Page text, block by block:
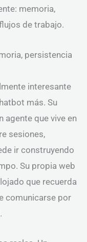
memoria,
de trabajo.
persistencia
interesante
más. Su
agente que vive en
sesiones,
ir construyendo
Su propia web
que recuerda
comunicarse por